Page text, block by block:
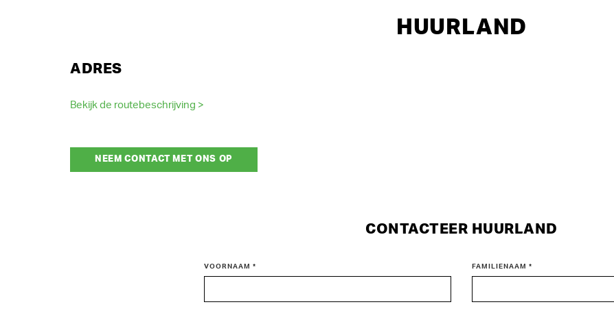
HUURLAND
ADRES
Bekijk de routebeschrijving >
NEEM CONTACT MET ONS OP
CONTACTEER HUURLAND
VOORNAAM * FAMILIENAAM *